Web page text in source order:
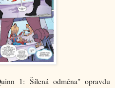
1: Šílená odměna" opravdu